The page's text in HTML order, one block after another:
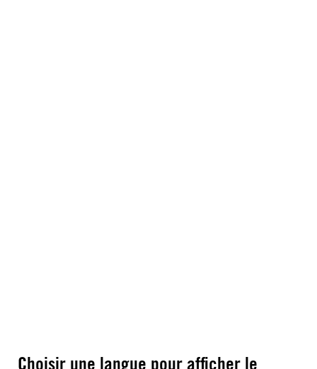
Choisir une langue pour afficher le